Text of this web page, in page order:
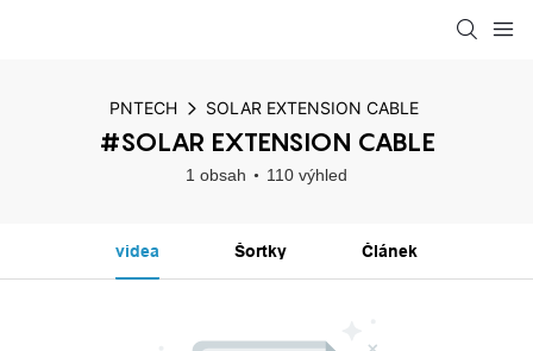
PNTECH SOLAR EXTENSION CABLE
#SOLAR EXTENSION CABLE
1 obsah 110 výhled
videa Šortky Článek